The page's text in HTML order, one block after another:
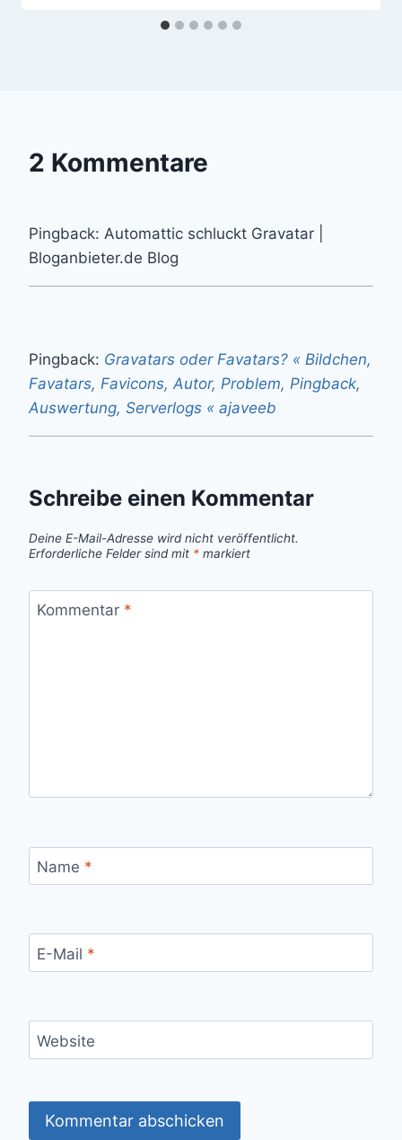
2 Kommentare
Pingback: Automattic schluckt Gravatar |
Bloganbieter.de Blog
Pingback: Gravatars oder Favatars? « Bildchen,
Favatars, Favicons, Autor, Problem, Pingback,
Auswertung, Serverlogs « ajaveeb
Schreibe einen Kommentar
Deine E-Mail-Adresse wird nicht veröffentlicht.
Erforderliche Felder sind mit * markiert
Kommentar *
Name *
E-Mail *
Website